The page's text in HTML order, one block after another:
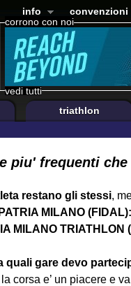
corrono con noi
vedi tutti
info convenzioni
triathlon
piu' frequenti
restano gli stessi,
MILANO (FIDAL):
MILANO TRIATHLON
quali gare devo
corsa e’ un piacere e